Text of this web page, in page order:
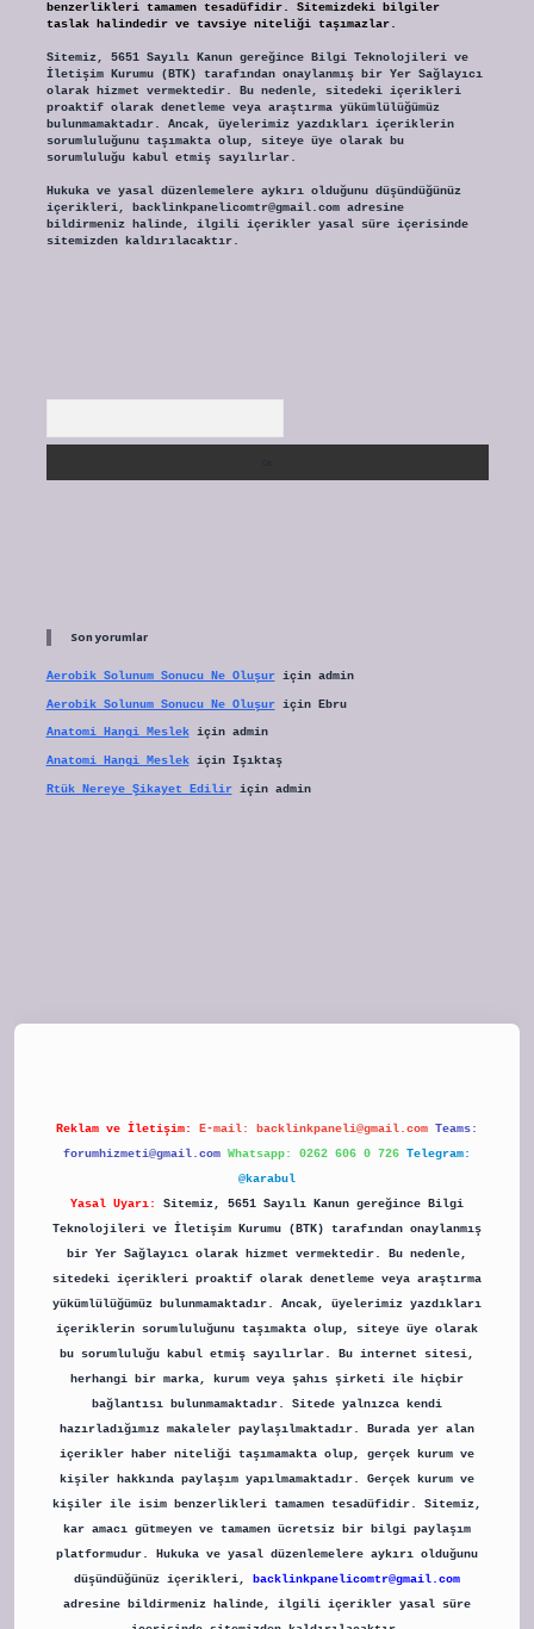
benzerlikleri tamamen tesadüfidir. Sitemizdeki bilgiler
taslak halindedir ve tavsiye niteliği taşımazlar.
Sitemiz, 5651 Sayılı Kanun gereğince Bilgi Teknolojileri ve
İletişim Kurumu (BTK) tarafından onaylanmış bir Yer Sağlayıcı
olarak hizmet vermektedir. Bu nedenle, sitedeki içerikleri
proaktif olarak denetleme veya araştırma yükümlülüğümüz
bulunmamaktadır. Ancak, üyelerimiz yazdıkları içeriklerin
sorumluluğunu taşımakta olup, siteye üye olarak bu
sorumluluğu kabul etmiş sayılırlar.
Hukuka ve yasal düzenlemelere aykırı olduğunu düşündüğünüz
içerikleri, backlinkpanelicomtr@gmail.comadresine
bildirmeniz halinde, ilgili içerikler yasal süre içerisinde
sitemizden kaldırılacaktır.
Son yorumlar
Aerobik Solunum Sonucu Ne Oluşuriçin admin
Aerobik Solunum Sonucu Ne Oluşuriçin Ebru
Anatomi Hangi Meslekiçin admin
Anatomi Hangi Meslekiçin Işıktaş
Rtük Nereye Şikayet Ediliriçin admin
Reklam ve İletişim: E-mail: backlinkpaneli@gmail.com Teams:
forumhizmeti@gmail.com Whatsapp: 0262 606 0 726 Telegram:
@karabul
Yasal Uyarı:
Sitemiz, 5651 Sayılı Kanun gereğince Bilgi
Teknolojileri ve İletişim Kurumu (BTK) tarafından onaylanmış
bir Yer Sağlayıcı olarak hizmet vermektedir. Bu nedenle,
sitedeki içerikleri proaktif olarak denetleme veya araştırma
yükümlülüğümüz bulunmamaktadır. Ancak, üyelerimiz yazdıkları
içeriklerin sorumluluğunu taşımakta olup, siteye üye olarak
bu sorumluluğu kabul etmiş sayılırlar. Bu internet sitesi,
herhangi bir marka, kurum veya şahıs şirketi ile hiçbir
bağlantısı bulunmamaktadır. Sitede yalnızca kendi
hazırladığımız makaleler paylaşılmaktadır. Burada yer alan
içerikler haber niteliği taşımamakta olup, gerçek kurum ve
kişiler hakkında paylaşım yapılmamaktadır. Gerçek kurum ve
kişiler ile isim benzerlikleri tamamen tesadüfidir. Sitemiz,
kar amacı gütmeyen ve tamamen ücretsiz bir bilgi paylaşım
platformudur. Hukuka ve yasal düzenlemelere aykırı olduğunu
düşündüğünüz içerikleri,
backlinkpanelicomtr@gmail.com
adresine bildirmeniz halinde, ilgili içerikler yasal süre